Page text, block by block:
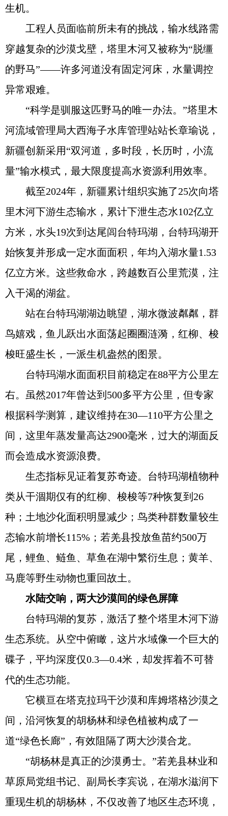
生机。
工程人员面临前所未有的挑战，输水线路需
穿越复杂的沙漠戈壁，塔里木河又被称为“脱缰
的野马”——许多河道没有固定河床，水量调控
异常艰难。
“科学是驯服这匹野马的唯一办法。”塔里木
河流域管理局大西海子水库管理站站长章瑜说，
新疆创新采用“双河道，多时段，长历时，小流
量”输水模式，最大限度提高水资源利用效率。
截至2024年，新疆累计组织实施了25次向塔
里木河下游生态输水，累计下泄生态水102亿立
方米，水头19次到达尾闾台特玛湖，台特玛湖开
始恢复并形成一定水面面积，年均入湖水量1.53
亿立方米。这些救命水，跨越数百公里荒漠，注
入干渴的湖盆。
站在台特玛湖湖边眺望，湖水微波粼粼，群
鸟嬉戏，鱼儿跃出水面荡起圈圈涟漪，红柳、梭
梭旺盛生长，一派生机盎然的图景。
台特玛湖水面面积目前稳定在88平方公里左
右。虽然2017年曾达到500多平方公里，但专家
根据科学测算，建议维持在30—110平方公里之
间，这里年蒸发量高达2900毫米，过大的湖面反
而会造成水资源浪费。
生态指标见证着复苏奇迹。台特玛湖植物种
类从干涸期仅有的红柳、梭梭等7种恢复到26
种；土地沙化面积明显减少；鸟类种群数量较生
态输水前增长115%；若羌县投放鱼苗约500万
尾，鲤鱼、鲢鱼、草鱼在湖中繁衍生息；黄羊、
马鹿等野生动物也重回故土。
水陆交响，两大沙漠间的绿色屏障
台特玛湖的复苏，激活了整个塔里木河下游
生态系统。从空中俯瞰，这片水域像一个巨大的
碟子，平均深度仅0.3—0.4米，却发挥着不可替
代的生态功能。
它横亘在塔克拉玛干沙漠和库姆塔格沙漠之
间，沿河恢复的胡杨林和绿色植被构成了一
道“绿色长廊”，有效阻隔了两大沙漠合龙。
“胡杨林是真正的沙漠勇士。”若羌县林业和
草原局党组书记、副局长李宾说，在湖水滋润下
重现生机的胡杨林，不仅改善了地区生态环境，